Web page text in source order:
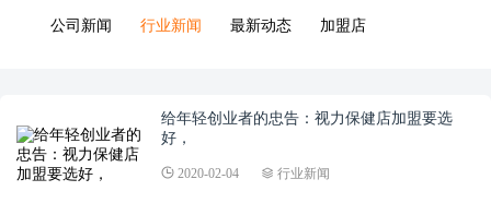
公司新闻 行业新闻 最新动态 加盟店
给年轻创业者的忠告：视力保健店加盟要选
好，
2020-02-04 行业新闻